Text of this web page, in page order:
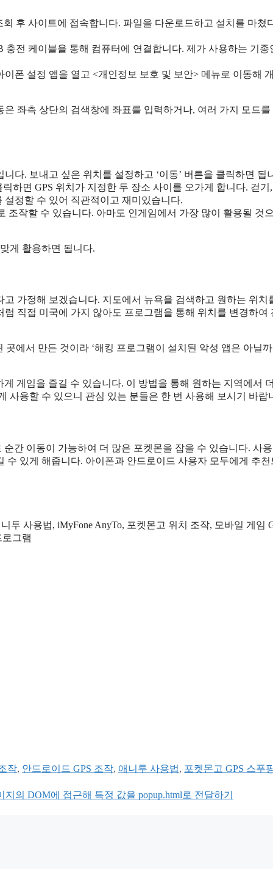
회 후 사이트에 접속합니다. 파일을 다운로드하고 설치를 마쳤
충전 케이블을 통해 컴퓨터에 연결합니다. 제가 사용하는 기종
폰 설정 앱을 열고 <개인정보 보호 및 보안> 메뉴로 이동해
좌측 상단의 검색창에 좌표를 입력하거나, 여러 가지 모드를
다. 보내고 싶은 위치를 설정하고 ‘이동’ 버튼을 클릭하면 됩
하면 GPS 위치가 지정한 두 장소 사이를 오가게 합니다. 걷기,
정할 수 있어 직관적이고 재미있습니다.
조작할 수 있습니다. 아마도 인게임에서 가장 많이 활용될 것
게 활용하면 됩니다.
가정해 보겠습니다. 지도에서 뉴욕을 검색하고 원하는 위치
직접 미국에 가지 않아도 프로그램을 통해 위치를 변경하여
에서 만든 것이라 ‘해킹 프로그램이 설치된 악성 앱은 아닐까
게임을 즐길 수 있습니다. 이 방법을 통해 원하는 지역에서
사용할 수 있으니 관심 있는 분들은 한 번 사용해 보시기 바랍
간 이동이 가능하여 더 많은 포켓몬을 잡을 수 있습니다. 사
있게 해줍니다. 아이폰과 안드로이드 사용자 모두에게 추천
투 사용법, iMyFone AnyTo, 포켓몬고 위치 조작, 모바일 게임
그램
작, 안드로이드 GPS 조작, 애니투 사용법, 포켓몬고 GPS 스푸
의 DOM에 접근해 특정 값을 popup.html로 전달하기